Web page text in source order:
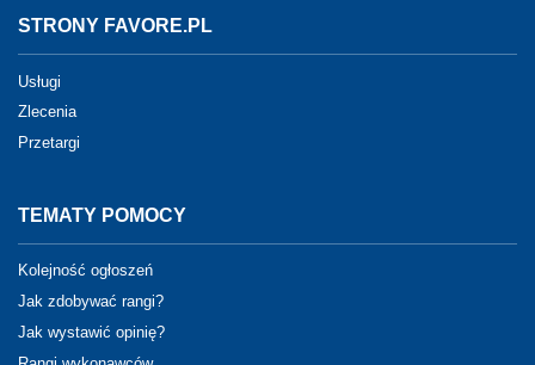
STRONY FAVORE.PL
Usługi
Zlecenia
Przetargi
TEMATY POMOCY
Kolejność ogłoszeń
Jak zdobywać rangi?
Jak wystawić opinię?